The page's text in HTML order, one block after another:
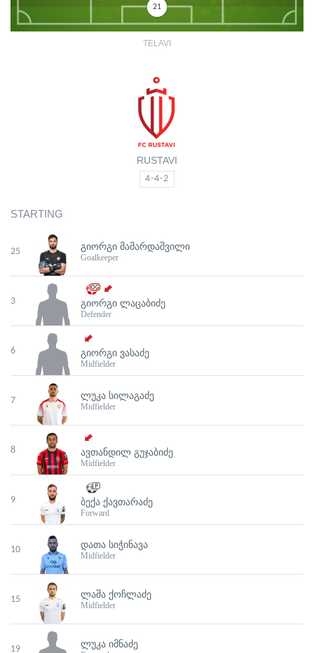
RUSTAVI
4-4-2
STARTING
25 ᲒᲘᲝᲠᲒᲘ ᲛᲐᲛᲐᲠᲓᲐᲨᲕᲘᲚᲘ
Goalkeeper
3 ᲒᲘᲝᲠᲒᲘ ᲚᲐᲪᲐᲑᲘᲫᲔ
Defender
6 ᲒᲘᲝᲠᲒᲘ ᲕᲐᲡᲐᲫᲔ
Midfielder
7 ᲚᲣᲙᲐ ᲡᲘᲚᲐᲒᲐᲫᲔ
Midfielder
8 ᲐᲕᲗᲐᲜᲓᲘᲚ ᲒᲣᲯᲐᲑᲘᲫᲔ
Midfielder
9 ᲑᲔᲥᲐ ᲥᲐᲕᲗᲐᲠᲐᲫᲔ
Forward
10 ᲓᲐᲗᲐ ᲡᲘᲭᲘᲜᲐᲕᲐ
Midfielder
15 ᲚᲐᲨᲐ ᲥᲝᲩᲚᲐᲫᲔ
Midfielder
19 ᲚᲣᲙᲐ ᲘᲛᲜᲐᲫᲔ
21
TELAVI